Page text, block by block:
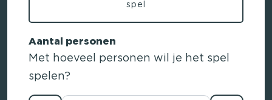
spel
Aantal personen
Met hoeveel personen wil je het spel
spelen?